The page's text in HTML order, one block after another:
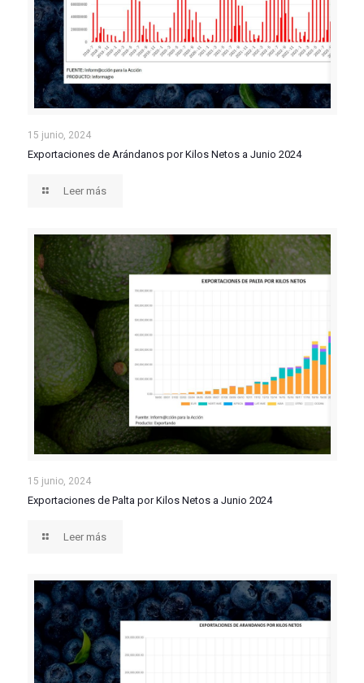
Exportaciones de Arándanos por Kilos Netos a Junio
15 junio, 2024
Exportaciones de Arándanos por Kilos Netos a Junio 2024
Leer más
Exportaciones de Palta por Kilos Netos a Junio 2024
15 junio, 2024
Exportaciones de Palta por Kilos Netos a Junio 2024
Leer más